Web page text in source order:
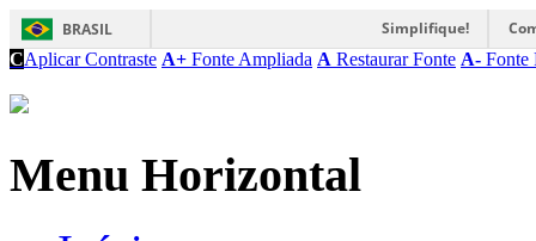
BRASIL Simplifique!
CAplicar Contraste A+ Fonte Ampliada A Restaurar Fonte A- Fonte
Menu Horizontal